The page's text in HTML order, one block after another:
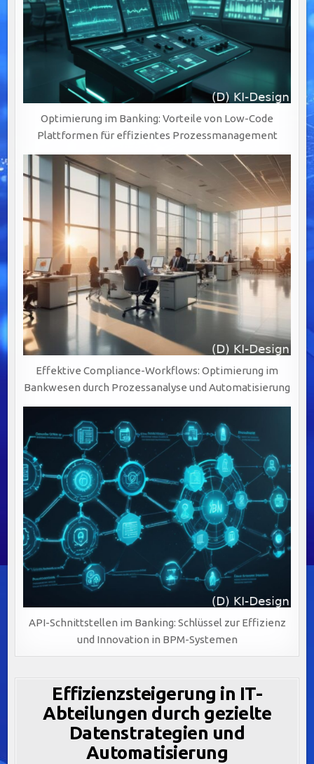
Optimierung im Banking: Vorteile von Low-Code
Plattformen für effizientes Prozessmanagement
Effektive Compliance-Workflows: Optimierung im
Bankwesen durch Prozessanalyse und Automatisierung
API-Schnittstellen im Banking: Schlüssel zur Effizienz
und Innovation in BPM-Systemen
Effizienzsteigerung in IT-
Abteilungen durch gezielte
Datenstrategien und
Automatisierung